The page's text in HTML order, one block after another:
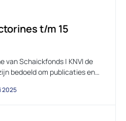
t/m 15
van Schaickfonds | KNVI de
bedoeld om publicaties en…
2025